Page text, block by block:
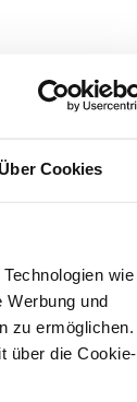
Über Cookies
wie
und
zu ermöglichen.
über die Cookie-